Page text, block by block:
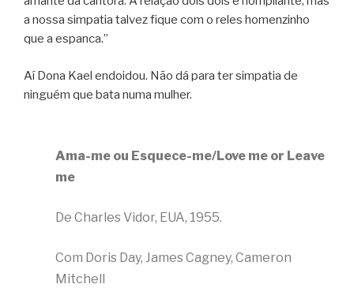
a nossa simpatia talvez fique com o reles homenzinho
que a espanca.”
Aí Dona Kael endoidou. Não dá para ter simpatia de
ninguém que bata numa mulher.
Ama-me ou Esquece-me/Love me or Leave
me
De Charles Vidor, EUA, 1955.
Com Doris Day, James Cagney, Cameron
Mitchell